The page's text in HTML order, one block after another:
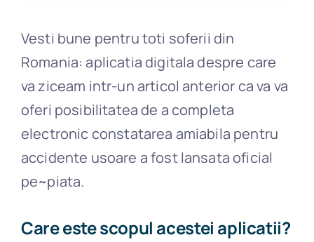
Vesti bune pentru toti soferii din
Romania: aplicatia digitala despre care
va ziceam intr-un articol anterior ca va va
oferi posibilitatea de a completa
electronic constatarea amiabila pentru
accidente usoare a fost lansata oficial
pe~piata.
Care este scopul acestei aplicatii?